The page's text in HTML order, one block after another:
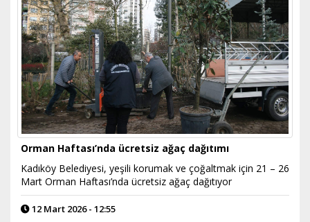
Orman Haftası’nda ücretsiz ağaç dağıtımı
Kadıköy Belediyesi, yeşili korumak ve çoğaltmak için 21 – 26
Mart Orman Haftası’nda ücretsiz ağaç dağıtıyor
12 Mart 2026 - 12:55